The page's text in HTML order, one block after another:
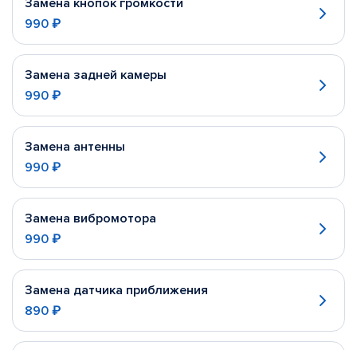
Замена кнопок громкости
990 ₽
Замена задней камеры
990 ₽
Замена антенны
990 ₽
Замена вибромотора
990 ₽
Замена датчика приближения
890 ₽